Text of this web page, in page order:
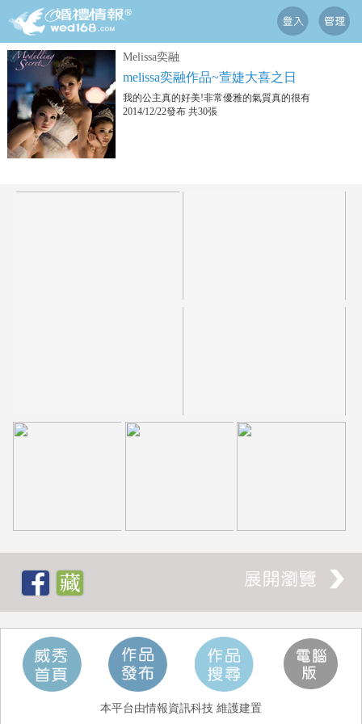
Melissa奕融
melissa奕融作品~萱婕大喜之日
我的公主真的好美!非常優雅的氣質真的很有
2014/12/22發布 共30張
本平台由情報資訊科技 維護建置